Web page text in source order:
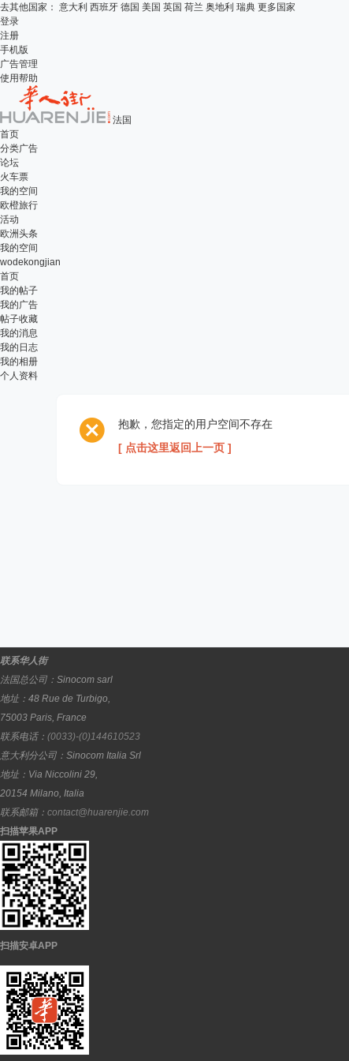
去其他国家： 意大利 西班牙 德国 美国 英国 荷兰 奥地利 瑞典 更多国家
登录
注册
手机版
广告管理
使用帮助
法国
首页
分类广告
论坛
火车票
我的空间
欧橙旅行
活动
欧洲头条
我的空间
wodekongjian
首页
我的帖子
我的广告
帖子收藏
我的消息
我的日志
我的相册
个人资料
抱歉，您指定的用户空间不存在
[ 点击这里返回上一页 ]
联系华人街
法国总公司： Sinocom sarl
地址： 48 Rue de Turbigo,
75003 Paris, France
联系电话： (0033)-(0)144610523
意大利分公司： Sinocom Italia Srl
地址： Via Niccolini 29,
20154 Milano, Italia
联系邮箱： contact@huarenjie.com
扫描苹果APP
扫描安卓APP